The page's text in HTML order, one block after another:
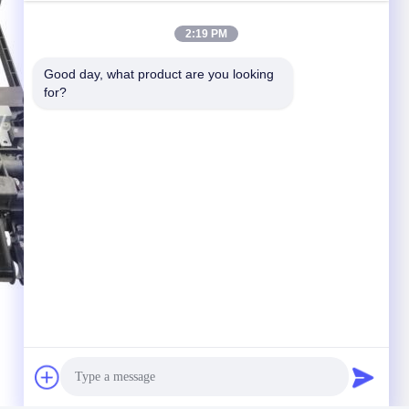
2:19 PM
Good day, what product are you looking
for?